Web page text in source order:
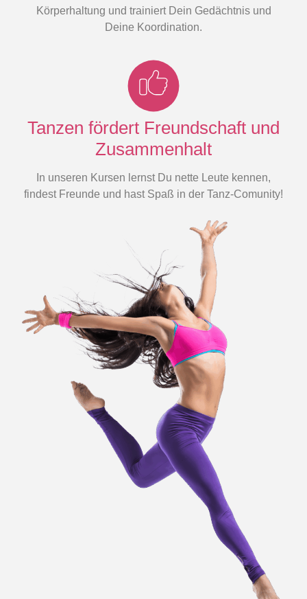
Körperhaltung und trainiert Dein Gedächtnis und
Deine Koordination.
Tanzen fördert Freundschaft und
Zusammenhalt
In unseren Kursen lernst Du nette Leute kennen,
findest Freunde und hast Spaß in der Tanz-Comunity!